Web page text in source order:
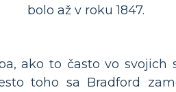
bolo až v roku 1847.
ako to často vo svojich
toho sa Bradford